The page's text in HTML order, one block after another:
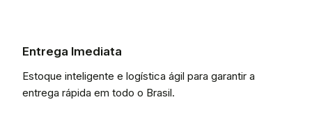
Entrega Imediata
Estoque inteligente e logística ágil para garantir a
entrega rápida em todo o Brasil.